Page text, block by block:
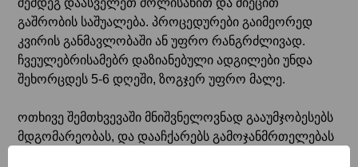
შემდეგ დაასველეთ მოლისანით და მიეცით
გაშრობის საშუალება. პროცედურები გაიმეორედ
კვირის განმავლობაში ან უფრო რანგრძლივად.
ჩვეულებრისამებრ დაზიანებული ადგილები უნდა
შეხორცდეს 5-6 დღეში, ზოგჯერ უფრო მალე.
ოთხივე შემთხვევაში მნიშვნელოვნად გააუმჯობესებს
მდგომარეობას, და დააჩქარებს გამოჯანმრთელებას